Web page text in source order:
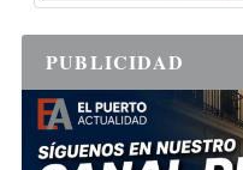
PUBLICIDAD